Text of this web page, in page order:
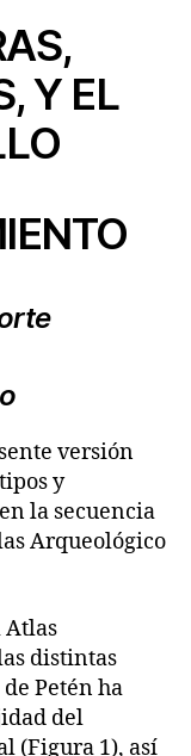
Y EL
versión
y
la secuencia
Arqueológico
Atlas
distintas
Petén ha
del
(Figura 1), así